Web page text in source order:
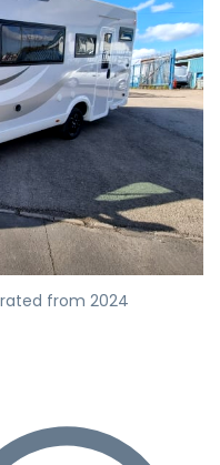
from 2024